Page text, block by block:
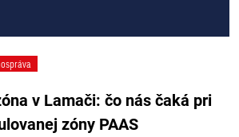
v Lamači: čo nás čaká pri
zóny PAAS